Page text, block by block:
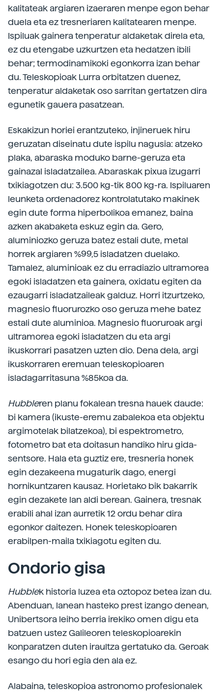
kalitateak argiaren izaeraren menpe egon behar
duela eta ez tresneriaren kalitatearen menpe.
Ispiluak gainera tenperatur aldaketak direla eta,
ez du etengabe uzkurtzen eta hedatzen ibili
behar; termodinamikoki egonkorra izan behar
du. Teleskopioak Lurra orbitatzen duenez,
tenperatur aldaketak oso sarritan gertatzen dira
egunetik gauera pasatzean.
Eskakizun horiei erantzuteko, injineruek hiru
geruzatan diseinatu dute ispilu nagusia: atzeko
plaka, abaraska moduko barne-geruza eta
gainazal isladatzailea. Abaraskak pixua izugarri
txikiagotzen du: 3.500 kg-tik 800 kg-ra. Ispiluaren
leunketa ordenadorez kontrolatutako makinek
egin dute forma hiperbolikoa emanez, baina
azken akabaketa eskuz egin da. Gero,
aluminiozko geruza batez estali dute, metal
horrek argiaren %99,5 isladatzen duelako.
Tamalez, aluminioak ez du erradiazio ultramorea
egoki isladatzen eta gainera, oxidatu egiten da
ezaugarri isladatzaileak galduz. Horri itzurtzeko,
magnesio fluorurozko oso geruza mehe batez
estali dute aluminioa. Magnesio fluoruroak argi
ultramorea egoki isladatzen du eta argi
ikuskorrari pasatzen uzten dio. Dena dela, argi
ikuskorraren eremuan teleskopioaren
isladagarritasuna %85koa da.
Hubbleren planu fokalean tresna hauek daude:
bi kamera (ikuste-eremu zabalekoa eta objektu
argimotelak bilatzekoa), bi espektrometro,
fotometro bat eta doitasun handiko hiru gida-
sentsore. Hala eta guztiz ere, tresneria honek
egin dezakeena mugaturik dago, energi
hornikuntzaren kausaz. Horietako bik bakarrik
egin dezakete lan aldi berean. Gainera, tresnak
erabili ahal izan aurretik 12 ordu behar dira
egonkor daitezen. Honek teleskopioaren
erabilpen-maila txikiagotu egiten du.
Ondorio gisa
Hubblek historia luzea eta oztopoz betea izan du.
Abenduan, lanean hasteko prest izango denean,
Unibertsora leiho berria irekiko omen digu eta
batzuen ustez Galileoren teleskopioarekin
konparatzen duten iraultza gertatuko da. Geroak
esango du hori egia den ala ez.
Alabaina, teleskopioa astronomo profesionalek